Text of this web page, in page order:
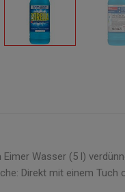
Eimer Wasser (5 l)
Direkt mit einem